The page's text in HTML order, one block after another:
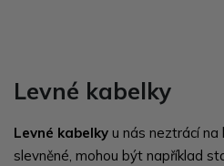
Levné kabelky
Levné kabelky u nás neztrácí na
slevněné, mohou být například